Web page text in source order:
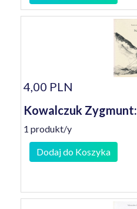
4,00 PLN
Kowalczuk
1 produkt/y
Dodaj do Koszyka